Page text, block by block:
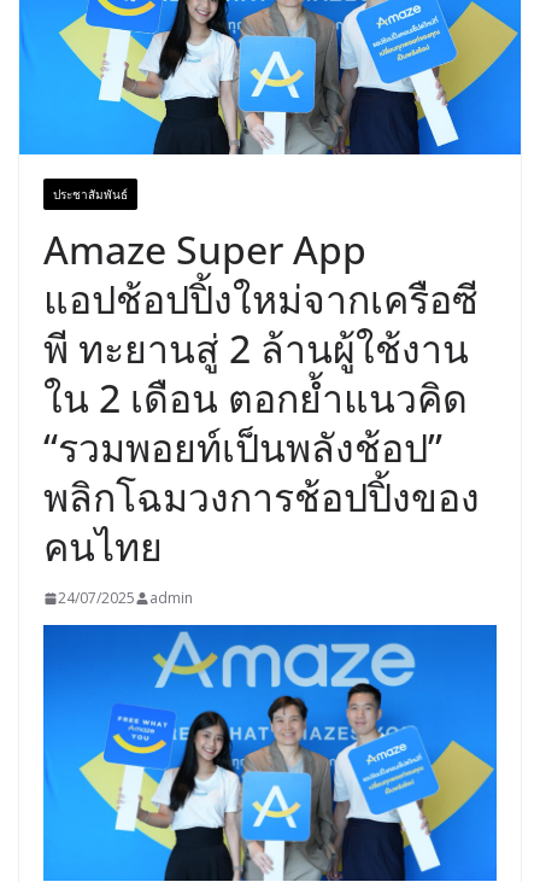
ประชาสัมพันธ์
Amaze Super App
แอปช้อปปิ้งใหม่จากเครือซี
พี ทะยานสู่ 2 ล้านผู้ใช้งาน
ใน 2 เดือน ตอกย้ำแนวคิด
“รวมพอยท์เป็นพลังช้อป”
พลิกโฉมวงการช้อปปิ้งของ
คนไทย
24/07/2025 admin